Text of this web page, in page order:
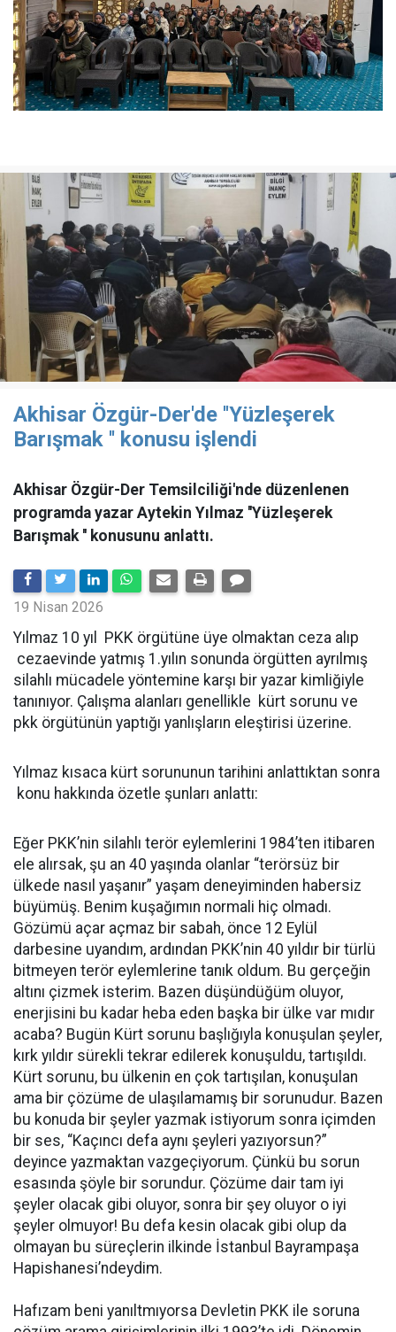
Akhisar Özgür-Der'de ''Yüzleşerek
Barışmak '' konusu işlendi
Akhisar Özgür-Der Temsilciliği'nde düzenlenen
programda yazar Aytekin Yılmaz ''Yüzleşerek
Barışmak '' konusunu anlattı.
19 Nisan 2026
Yılmaz 10 yıl PKK örgütüne üye olmaktan ceza alıp
cezaevinde yatmış 1.yılın sonunda örgütten ayrılmış
silahlı mücadele yöntemine karşı bir yazar kimliğiyle
tanınıyor. Çalışma alanları genellikle kürt sorunu ve
pkk örgütünün yaptığı yanlışların eleştirisi üzerine.
Yılmaz kısaca kürt sorununun tarihini anlattıktan sonra
konu hakkında özetle şunları anlattı:
Eğer PKK’nin silahlı terör eylemlerini 1984’ten itibaren
ele alırsak, şu an 40 yaşında olanlar “terörsüz bir
ülkede nasıl yaşanır” yaşam deneyiminden habersiz
büyümüş. Benim kuşağımın normali hiç olmadı.
Gözümü açar açmaz bir sabah, önce 12 Eylül
darbesine uyandım, ardından PKK’nin 40 yıldır bir türlü
bitmeyen terör eylemlerine tanık oldum. Bu gerçeğin
altını çizmek isterim. Bazen düşündüğüm oluyor,
enerjisini bu kadar heba eden başka bir ülke var mıdır
acaba? Bugün Kürt sorunu başlığıyla konuşulan şeyler,
kırk yıldır sürekli tekrar edilerek konuşuldu, tartışıldı.
Kürt sorunu, bu ülkenin en çok tartışılan, konuşulan
ama bir çözüme de ulaşılamamış bir sorunudur. Bazen
bu konuda bir şeyler yazmak istiyorum sonra içimden
bir ses, “Kaçıncı defa aynı şeyleri yazıyorsun?”
deyince yazmaktan vazgeçiyorum. Çünkü bu sorun
esasında şöyle bir sorundur. Çözüme dair tam iyi
şeyler olacak gibi oluyor, sonra bir şey oluyor o iyi
şeyler olmuyor! Bu defa kesin olacak gibi olup da
olmayan bu süreçlerin ilkinde İstanbul Bayrampaşa
Hapishanesi’ndeydim.
Hafızam beni yanıltmıyorsa Devletin PKK ile soruna